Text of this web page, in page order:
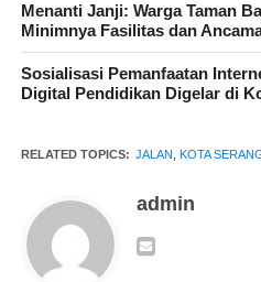
” Memasuki hari ke -119,
beberapa program sasaran fisik
paling berat itu proses pembukaan
warga, terus bergotong royong
Menanti Janji: Warga Taman
Minimnya Fasilitas dan
Sosialisasi Pemanfaatan
Digital Pendidikan Digelar di
RELATED TOPICS: JALAN KOTA
admin